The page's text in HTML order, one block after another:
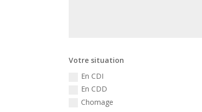
Votre situation
En CDI
En CDD
Chomage